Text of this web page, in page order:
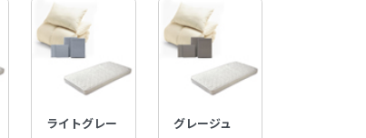
ライトグレー グレージュ